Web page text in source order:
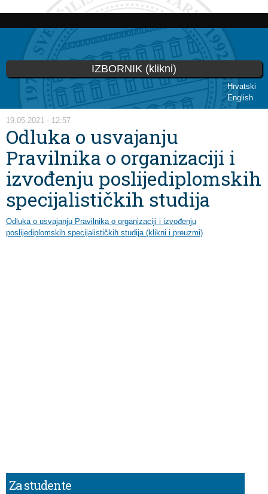
Skoči
glavni
sadržaj
Hrvatski
English
IZBORNIK (klikni)
Vi ste ovdje
19.05.2021 - 12:57
Odluka o usvajanju
Pravilnika o organizaciji i
izvođenju poslijediplomskih
specijalističkih studija
Odluka o usvajanju Pravilnika o organizaciji i izvođenju
poslijediplomskih specijalističkih studija (klikni i preuzmi)
Za studente